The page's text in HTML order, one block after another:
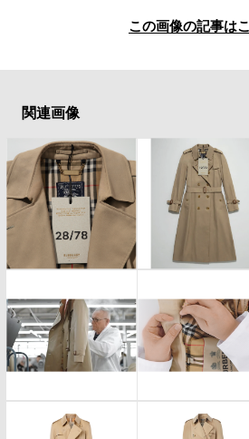
この画像の記事は
関連画像